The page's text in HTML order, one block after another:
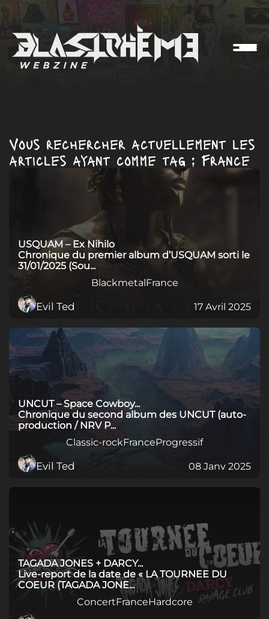
Vous rechercher actuellement les
articles ayant comme tag : France
USQUAM – Ex Nihilo
Chronique du premier album d’USQUAM sorti le
31/01/2025 (Sou...
BlackmetalFrance
Evil Ted 17 Avril 2025
UNCUT – Space Cowboy...
Chronique du second album des UNCUT (auto-
production / NRV P...
Classic-rockFranceProgressif
Evil Ted 08 Janv 2025
TAGADA JONES + DARCY...
Live-report de la date de « LA TOURNEE DU
COEUR (TAGADA JONE...
ConcertFranceHardcore